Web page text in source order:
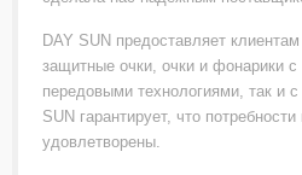
DAY SUN предоставляет
защитные очки, очки и фонарики с
передовыми технологиями, так и
SUN гарантирует, что
удовлетворены.